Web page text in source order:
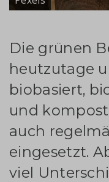
Die grünen
heutzutage
biobasiert,
und
auch
eingesetzt.
viel